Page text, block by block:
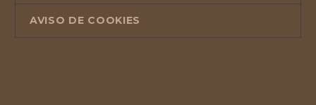
AVISO DE COOKIES